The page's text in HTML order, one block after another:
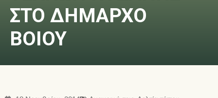
ΣΤΟ ΔΗΜΑΡΧΟ
ΒΟΙΟΥ